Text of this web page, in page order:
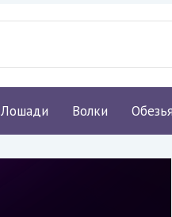
Лошади Волки